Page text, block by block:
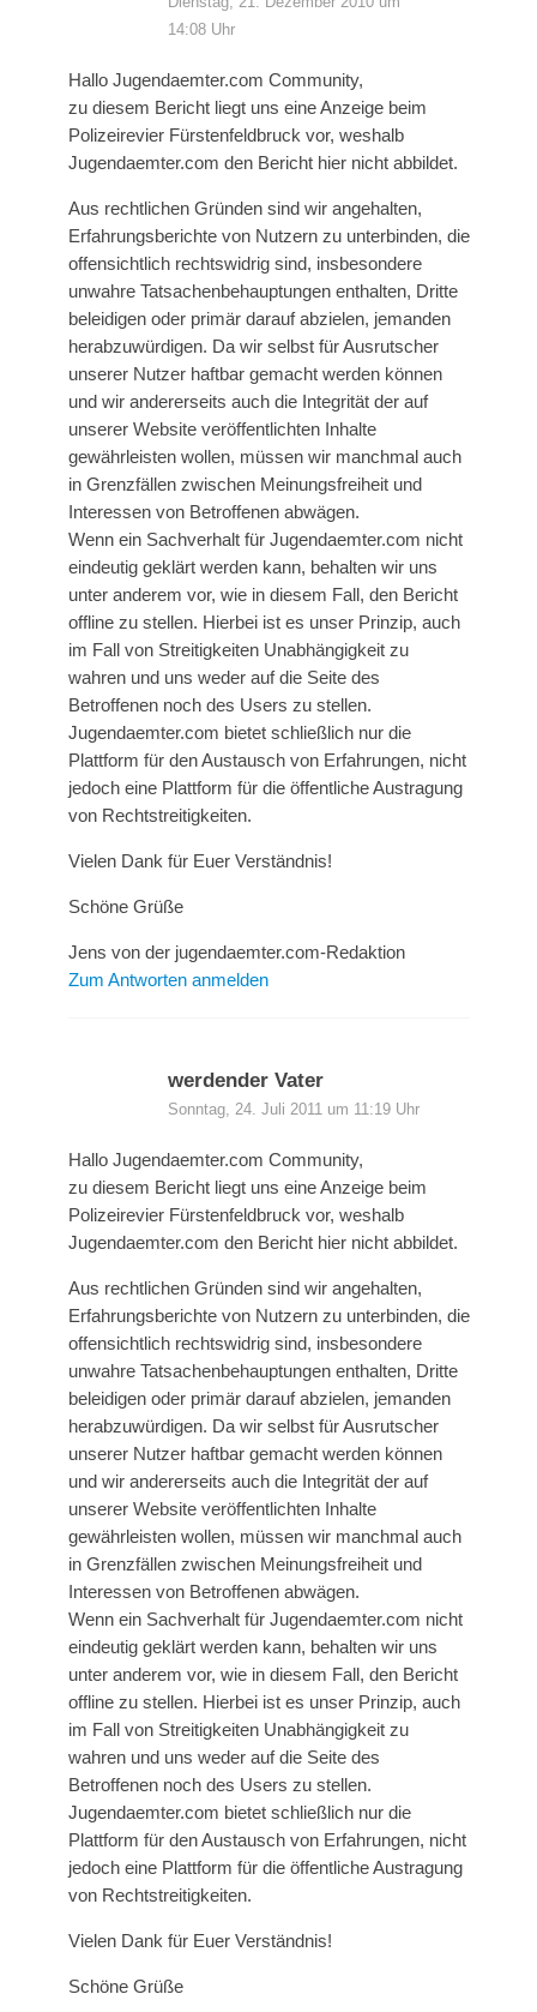
14:08 Uhr
Hallo Jugendaemter.com Community,
zu diesem Bericht liegt uns eine Anzeige beim
Polizeirevier Fürstenfeldbruck vor, weshalb
Jugendaemter.com den Bericht hier nicht abbildet.
Aus rechtlichen Gründen sind wir angehalten,
Erfahrungsberichte von Nutzern zu unterbinden, die
offensichtlich rechtswidrig sind, insbesondere
unwahre Tatsachenbehauptungen enthalten, Dritte
beleidigen oder primär darauf abzielen, jemanden
herabzuwürdigen. Da wir selbst für Ausrutscher
unserer Nutzer haftbar gemacht werden können
und wir andererseits auch die Integrität der auf
unserer Website veröffentlichten Inhalte
gewährleisten wollen, müssen wir manchmal auch
in Grenzfällen zwischen Meinungsfreiheit und
Interessen von Betroffenen abwägen.
Wenn ein Sachverhalt für Jugendaemter.com nicht
eindeutig geklärt werden kann, behalten wir uns
unter anderem vor, wie in diesem Fall, den Bericht
offline zu stellen. Hierbei ist es unser Prinzip, auch
im Fall von Streitigkeiten Unabhängigkeit zu
wahren und uns weder auf die Seite des
Betroffenen noch des Users zu stellen.
Jugendaemter.com bietet schließlich nur die
Plattform für den Austausch von Erfahrungen, nicht
jedoch eine Plattform für die öffentliche Austragung
von Rechtstreitigkeiten.
Vielen Dank für Euer Verständnis!
Schöne Grüße
Jens von der jugendaemter.com-Redaktion
Zum Antworten anmelden
werdender Vater
Sonntag, 24. Juli 2011 um 11:19 Uhr
Hallo Jugendaemter.com Community,
zu diesem Bericht liegt uns eine Anzeige beim
Polizeirevier Fürstenfeldbruck vor, weshalb
Jugendaemter.com den Bericht hier nicht abbildet.
Aus rechtlichen Gründen sind wir angehalten,
Erfahrungsberichte von Nutzern zu unterbinden, die
offensichtlich rechtswidrig sind, insbesondere
unwahre Tatsachenbehauptungen enthalten, Dritte
beleidigen oder primär darauf abzielen, jemanden
herabzuwürdigen. Da wir selbst für Ausrutscher
unserer Nutzer haftbar gemacht werden können
und wir andererseits auch die Integrität der auf
unserer Website veröffentlichten Inhalte
gewährleisten wollen, müssen wir manchmal auch
in Grenzfällen zwischen Meinungsfreiheit und
Interessen von Betroffenen abwägen.
Wenn ein Sachverhalt für Jugendaemter.com nicht
eindeutig geklärt werden kann, behalten wir uns
unter anderem vor, wie in diesem Fall, den Bericht
offline zu stellen. Hierbei ist es unser Prinzip, auch
im Fall von Streitigkeiten Unabhängigkeit zu
wahren und uns weder auf die Seite des
Betroffenen noch des Users zu stellen.
Jugendaemter.com bietet schließlich nur die
Plattform für den Austausch von Erfahrungen, nicht
jedoch eine Plattform für die öffentliche Austragung
von Rechtstreitigkeiten.
Vielen Dank für Euer Verständnis!
Schöne Grüße